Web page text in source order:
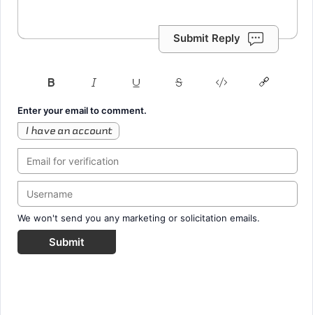
Submit Reply
Enter your email to comment.
I have an account
We won't send you any marketing or solicitation emails.
Submit